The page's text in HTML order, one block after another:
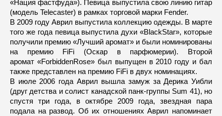
«Нация фастфуда»). Певица выпустила свою линию гитар
(модель Telecaster) в рамках торговой марки Fender.
В 2009 году Аврил выпустила коллекцию одежды. В марте
того же года певица выпустила духи «BlackStar», которые
получили премию «Лучший аромат» и были номинированы
на премию FiFi (Оскар в парфюмерии). Второй
аромат «ForbiddenRose» был выпущен в 2010 году и бал
также представлен на премию FiFi в двух номинациях.
В июле 2006 года Аврил вышла замуж за Дерика Уибли
(друг детства и солист канадской панк-группы Sum 41), но
спустя три года, в октябре 2009 года, звездная пара
подала на развод. Об их отношениях Аврил напоминает